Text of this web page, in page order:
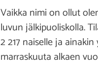
Vaikka nimi on ollut
luvun jälkipuoliskolla.
2 217 naiselle ja
marraskuuta alkaen